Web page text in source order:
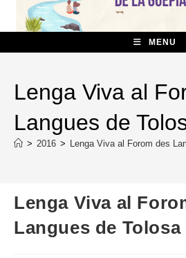
MENU
Lenga Viva al
Langues de
> 2016 > Lenga Viva al Forom des
Lenga Viva al
Langues de Tolosa